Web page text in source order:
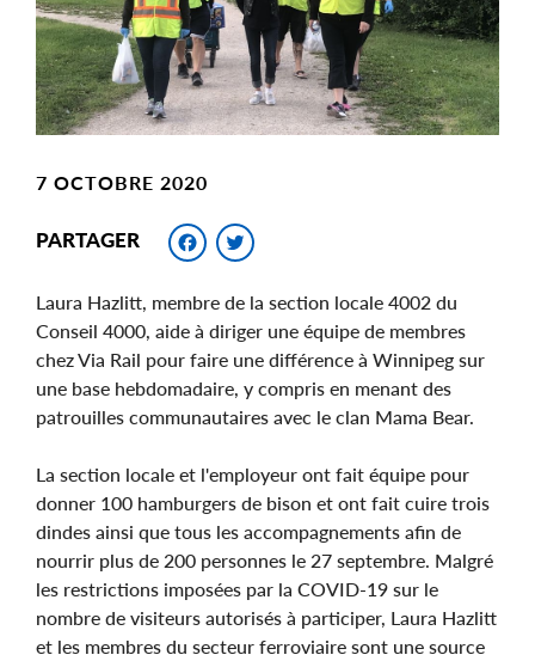
7 OCTOBRE 2020
PARTAGER Facebook
Laura Hazlitt, membre de la section locale 4002 du
Conseil 4000, aide à diriger une équipe de membres
chez Via Rail pour faire une différence à Winnipeg sur
une base hebdomadaire, y compris en menant des
patrouilles communautaires avec le clan Mama Bear.
La section locale et l'employeur ont fait équipe pour
donner 100 hamburgers de bison et ont fait cuire trois
dindes ainsi que tous les accompagnements afin de
nourrir plus de 200 personnes le 27 septembre. Malgré
les restrictions imposées par la COVID-19 sur le
nombre de visiteurs autorisés à participer, Laura Hazlitt
et les membres du secteur ferroviaire sont une source